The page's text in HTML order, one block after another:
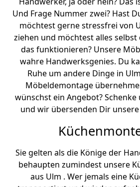
Und Frage Nummer zwei? Hast
möchtest gerne stressfrei von
ziehen und möchtest alles selbst
das funktionieren? Unsere
wahre Handwerksgenies. Du
Ruhe um andere Dinge in
Möbeldemontage
wünschst ein Angebot?
und wir übersenden Dir
Sie gelten als die Könige der
behaupten zumindest unsere
aus Ulm . Wer jemals eine